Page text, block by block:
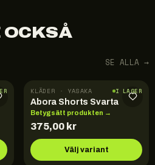
OCKSÅ
SE ALLA →
KLÄDER · YASAKA I LAGER
Abora Shorts Svarta
Betygsätt produkten →
375,00 kr
Välj variant